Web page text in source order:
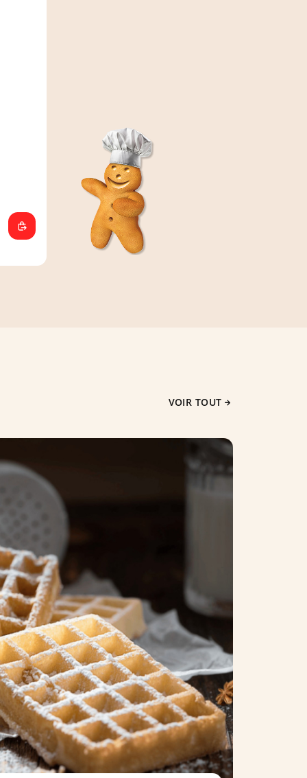
VOIR TOUT